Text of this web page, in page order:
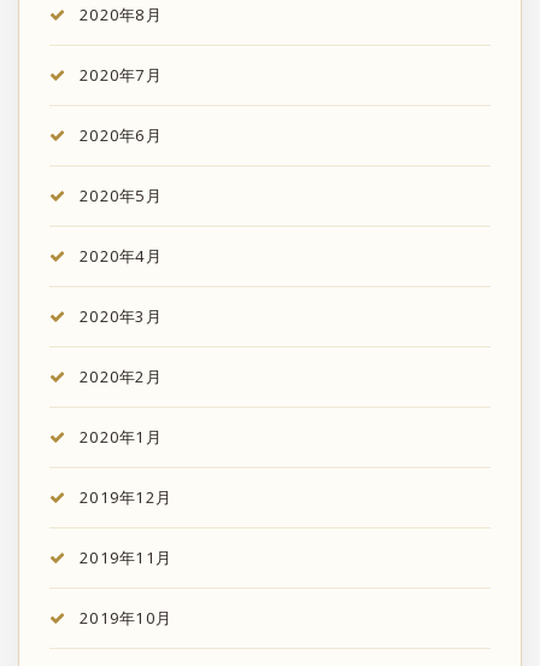
2020年8月
2020年7月
2020年6月
2020年5月
2020年4月
2020年3月
2020年2月
2020年1月
2019年12月
2019年11月
2019年10月